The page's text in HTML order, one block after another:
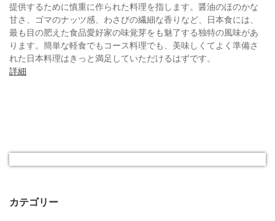
提供するために慎重に作られた料理を指します。醤油のほのかな
甘さ、ゴマのナッツ感、わさびの繊細な香りなど、日本食には、
最も目の肥えた食品愛好家の味覚芽をも魅了する独特の風味があ
ります。簡単な軽食でもコース料理でも、美味しくてよく準備さ
れた日本料理はきっと満足していただけるはずです。
詳細
カテゴリー